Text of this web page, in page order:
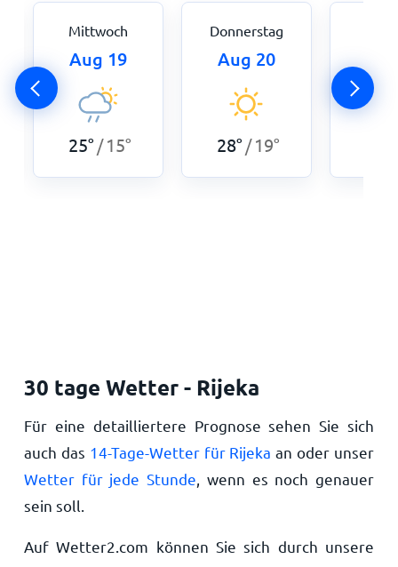
Mittwoch
Aug 19
25° /15°
Donnerstag
Aug 20
28° /19°
30 tage Wetter - Rijeka
Für eine detailliertere Prognose sehen Sie sich
auch das 14-Tage-Wetter für Rijeka an oder unser
Wetter für jede Stunde , wenn es noch genauer
sein soll.
Auf Wetter2.com können Sie sich durch unsere